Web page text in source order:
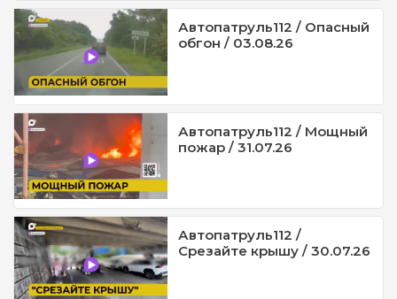
Автопатруль112 / Опасный
обгон / 03.08.26
Автопатруль112 / Мощный
пожар / 31.07.26
Автопатруль112 /
Срезайте крышу / 30.07.26